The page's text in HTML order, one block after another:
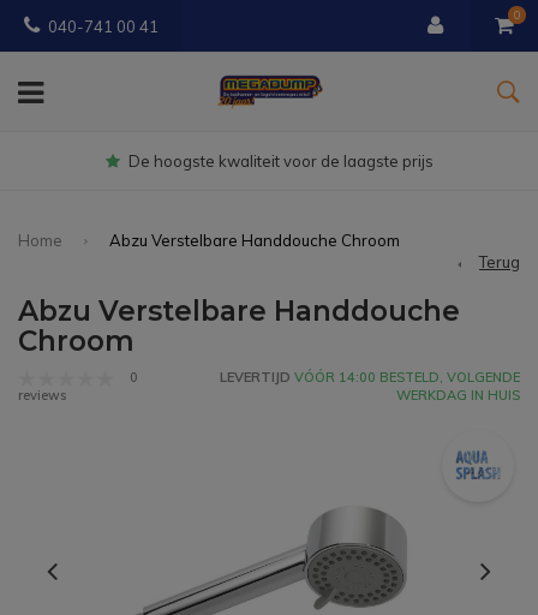
040-741 00 41
0
Gratisbezorgd vanaf € 150
Home
Abzu Verstelbare Handdouche Chroom
Terug
Abzu Verstelbare Handdouche
Chroom
0
reviews
LEVERTIJD VÓÓR 14:00 BESTELD, VOLGENDE
WERKDAG IN HUIS